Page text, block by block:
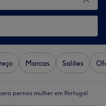
Marcas Salões
pernas mulher em Portugal